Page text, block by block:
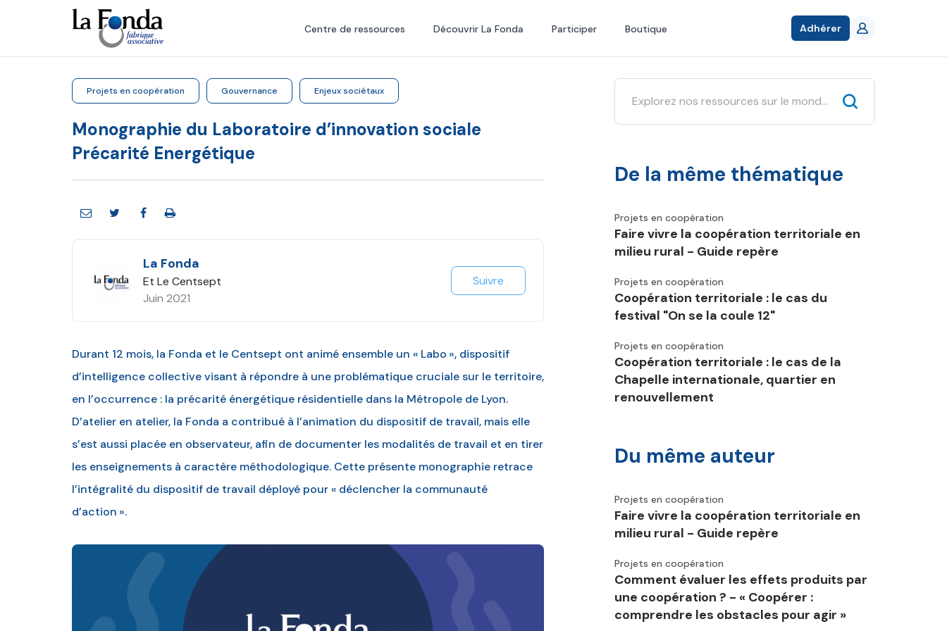
principal
Centre de ressources Découvrir La Fonda Participer Boutique Adhérer
Projets en coopération Gouvernance Enjeux sociétaux
Monographie du Laboratoire d’innovation sociale
Précarité Energétique
La Fonda
Et Le Centsept
Juin 2021
Suivre
Durant 12 mois, la Fonda et le Centsept ont animé ensemble un « Labo », dispositif
d’intelligence collective visant à répondre à une problématique cruciale sur le territoire,
en l’occurrence : la précarité énergétique résidentielle dans la Métropole de Lyon.
D’atelier en atelier, la Fonda a contribué à l’animation du dispositif de travail, mais elle
s’est aussi placée en observateur, afin de documenter les modalités de travail et en tirer
les enseignements à caractère méthodologique. Cette présente monographie retrace
l’intégralité du dispositif de travail déployé pour « déclencher la communauté
d’action ».
De la même thématique
Projets en coopération
Faire vivre la coopération territoriale en
milieu rural - Guide repère
Projets en coopération
Coopération territoriale : le cas du
festival "On se la coule 12"
Projets en coopération
Coopération territoriale : le cas de la
Chapelle internationale, quartier en
renouvellement
Du même auteur
Projets en coopération
Faire vivre la coopération territoriale en
milieu rural - Guide repère
Projets en coopération
Comment évaluer les effets produits par
une coopération ? - « Coopérer :
comprendre les obstacles pour agir »